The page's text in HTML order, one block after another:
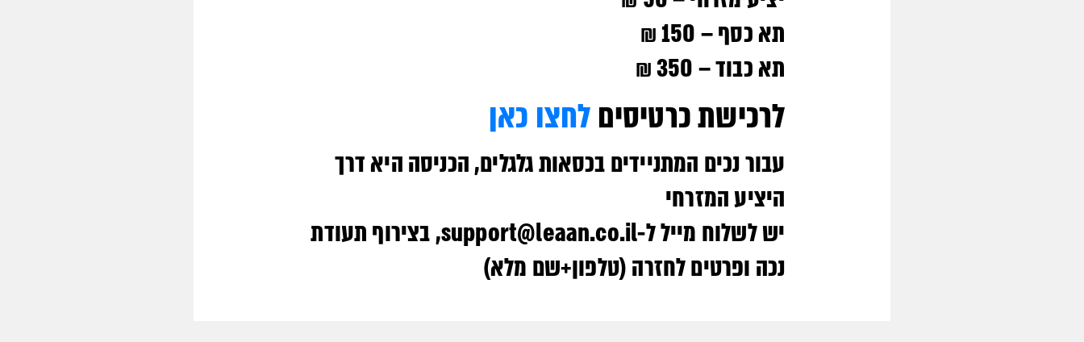
‫תא כסף – 150 ₪‬
‫תא כבוד – 350 ₪
‫לרכישת כרטיסיםלחצו כאן‬
עבור נכים המתניידים בכסאות גלגלים, הכניסה היא דרך
היציע המזרחי ‬
‫יש לשלוח מייל ל-support@leaan.co.il
, בצירוף תעודת
נכה ופרטים לחזרה (טלפון+שם מלא)‬